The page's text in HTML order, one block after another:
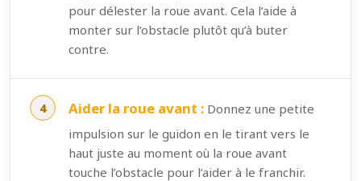
pour délester la roue avant. Cela l’aide à
monter sur l’obstacle plutôt qu’à buter
contre.
Aider la roue avant : Donnez une petite
impulsion sur le guidon en le tirant vers le
haut juste au moment où la roue avant
touche l’obstacle pour l’aider à le franchir.